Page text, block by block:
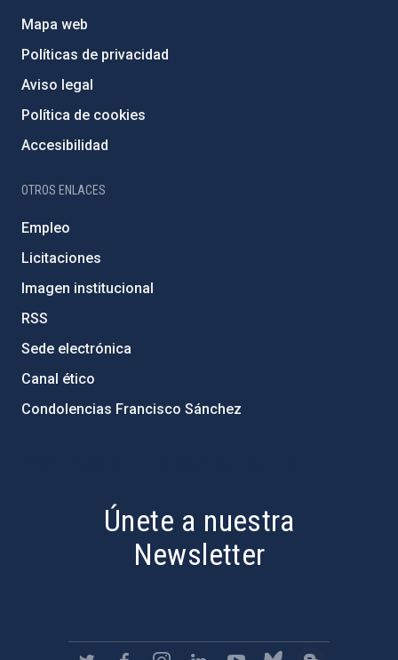
Mapa web
Políticas de privacidad
Aviso legal
Política de cookies
Accesibilidad
OTROS ENLACES
Empleo
Licitaciones
Imagen institucional
RSS
Sede electrónica
Canal ético
Condolencias Francisco Sánchez
Únete a nuestra
Newsletter